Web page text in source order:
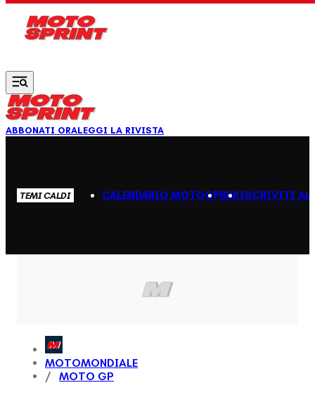
ABBONATI ORALEGGI LA RIVISTA
TEMI CALDI CALENDARIO MOTOGPSBKISCRIVITI AL
MOTOMONDIALE
MOTO GP